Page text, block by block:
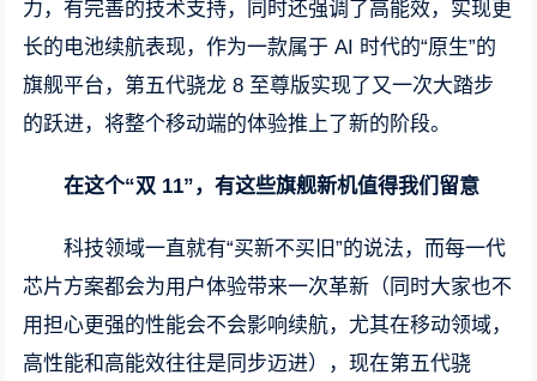
力，有完善的技术支持，同时还强调了高能效，实现更
长的电池续航表现，作为一款属于 AI 时代的“原生”的
旗舰平台，第五代骁龙 8 至尊版实现了又一次大踏步
的跃进，将整个移动端的体验推上了新的阶段。
在这个“双 11”，有这些旗舰新机值得我们留意
科技领域一直就有“买新不买旧”的说法，而每一代
芯片方案都会为用户体验带来一次革新（同时大家也不
用担心更强的性能会不会影响续航，尤其在移动领域，
高性能和高能效往往是同步迈进），现在第五代骁